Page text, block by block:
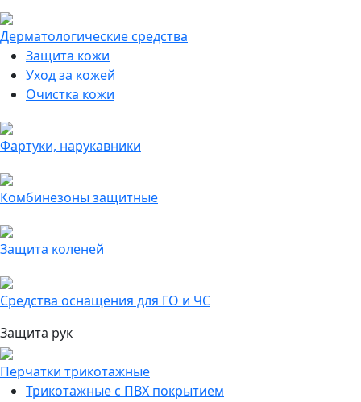
Дерматологические средства
Защита кожи
Уход за кожей
Очистка кожи
Фартуки, нарукавники
Комбинезоны защитные
Защита коленей
Средства оснащения для ГО и ЧС
Защита рук
Перчатки трикотажные
Трикотажные с ПВХ покрытием